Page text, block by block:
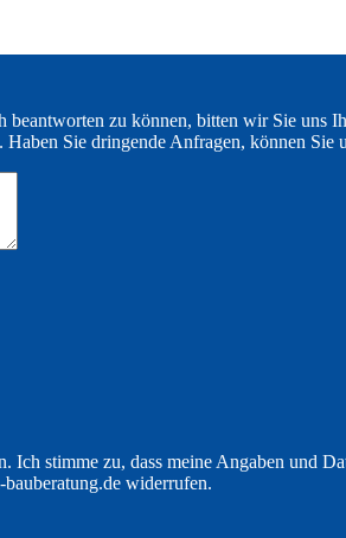
zu können, bitten wir Sie
Sie dringende Anfragen, können
Ich stimme zu, dass meine Angaben und
widerrufen.